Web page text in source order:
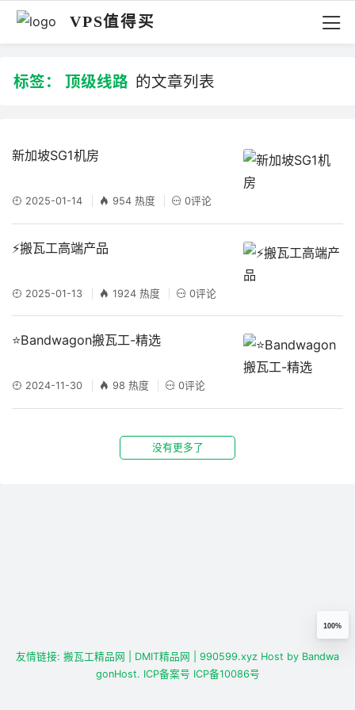
VPS值得买
标签： 顶级线路 的文章列表
新加坡SG1机房
2025-01-14 954 热度 0评论
⚡搬瓦工高端产品
2025-01-13 1924 热度 0评论
⭐Bandwagon搬瓦工-精选
2024-11-30 98 热度 0评论
没有更多了
100%
友情链接: 搬瓦工精品网 | DMIT精品网 | 990599.xyz Host by Bandwa
gonHost. ICP备案号 ICP备10086号